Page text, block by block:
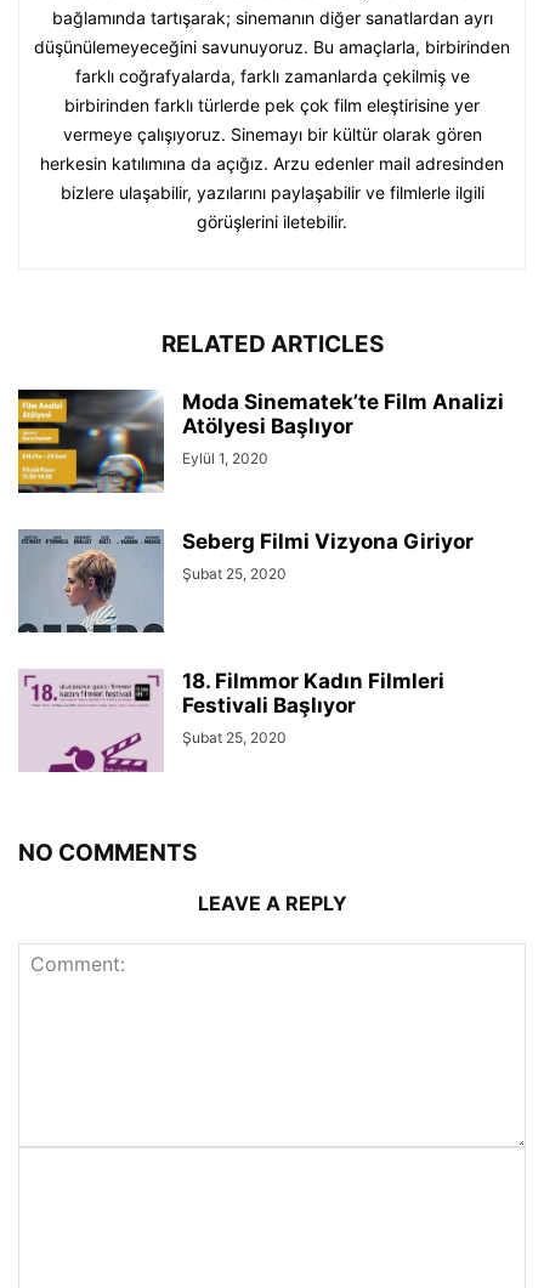
bağlamında tartışarak; sinemanın diğer sanatlardan ayrı
düşünülemeyeceğini savunuyoruz. Bu amaçlarla, birbirinden
farklı coğrafyalarda, farklı zamanlarda çekilmiş ve
birbirinden farklı türlerde pek çok film eleştirisine yer
vermeye çalışıyoruz. Sinemayı bir kültür olarak gören
herkesin katılımına da açığız. Arzu edenler mail adresinden
bizlere ulaşabilir, yazılarını paylaşabilir ve filmlerle ilgili
görüşlerini iletebilir.
RELATED ARTICLES
Moda Sinematek’te Film Analizi
Atölyesi Başlıyor
Eylül 1, 2020
Seberg Filmi Vizyona Giriyor
Şubat 25, 2020
18. Filmmor Kadın Filmleri
Festivali Başlıyor
Şubat 25, 2020
NO COMMENTS
LEAVE A REPLY